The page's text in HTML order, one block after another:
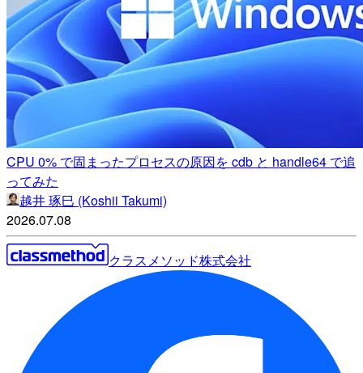
CPU 0% で固まったプロセスの原因を cdb と handle64 で追
ってみた
越井 琢巳 (Koshii Takumi)
2026.07.08
クラスメソッド株式会社